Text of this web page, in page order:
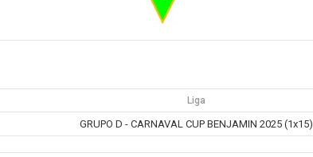
Liga
GRUPO D - CARNAVAL CUP BENJAMIN 2025 (1x15)